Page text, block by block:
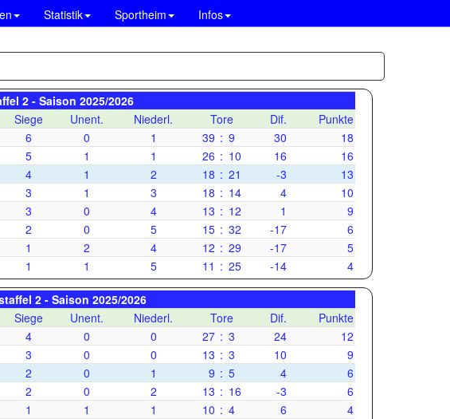
Statistik Sportheim Infos
2 - Saison 2025/2026
Siege Unent. Niederl. Tore Dif.
Punkte
6 0 1 39 : 9 30
18
5 1 1 26 : 10 16
16
4 1 2 18 : 21 -3
13
3 1 3 18 : 14 4
10
3 0 4 13 : 12 1
9
2 0 5 15 : 32 -17
6
1 2 4 12 : 29 -17
5
1 1 5 11 : 25 -14 4
2 - Saison 2025/2026
Siege Unent. Niederl. Tore Dif.
Punkte
4 0 0 27 : 3 24
12
3 0 0 13 : 3 10
9
2 0 1 9 : 5 4
6
2 0 2 13 : 16 -3
6
1 1 1 10 : 4 6
4